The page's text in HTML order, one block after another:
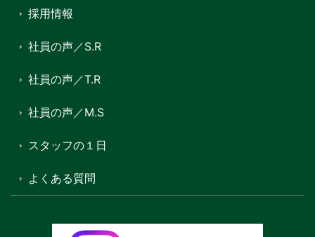
採用情報
社員の声／S.R
社員の声／T.R
社員の声／M.S
スタッフの１日
よくある質問